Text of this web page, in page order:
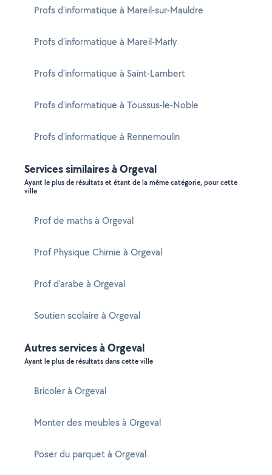
Profs d'informatique à Mareil-sur-Mauldre
Profs d'informatique à Mareil-Marly
Profs d'informatique à Saint-Lambert
Profs d'informatique à Toussus-le-Noble
Profs d'informatique à Rennemoulin
Services similaires à Orgeval
Ayant le plus de résultats et étant de la même catégorie, pour cette
ville
Prof de maths à Orgeval
Prof Physique Chimie à Orgeval
Prof d'arabe à Orgeval
Soutien scolaire à Orgeval
Autres services à Orgeval
Ayant le plus de résultats dans cette ville
Bricoler à Orgeval
Monter des meubles à Orgeval
Poser du parquet à Orgeval